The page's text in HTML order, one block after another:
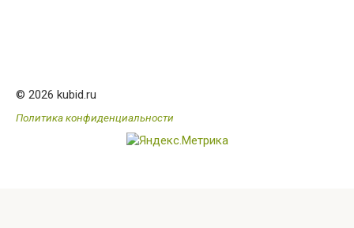
© 2026 kubid.ru
Политика конфиденциальности